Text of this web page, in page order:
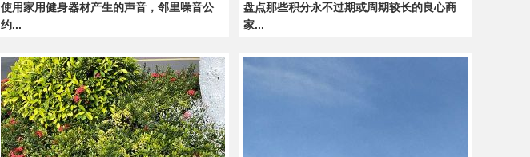
使用家用健身器材产生的声音，邻里噪音公
约...
盘点那些积分永不过期或周期较长的良心商
家...